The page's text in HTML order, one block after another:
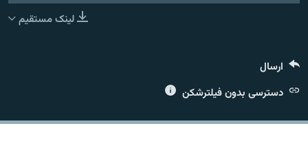
لینک مستقیم
ارسال
دسترسی بدون فیلترشکن